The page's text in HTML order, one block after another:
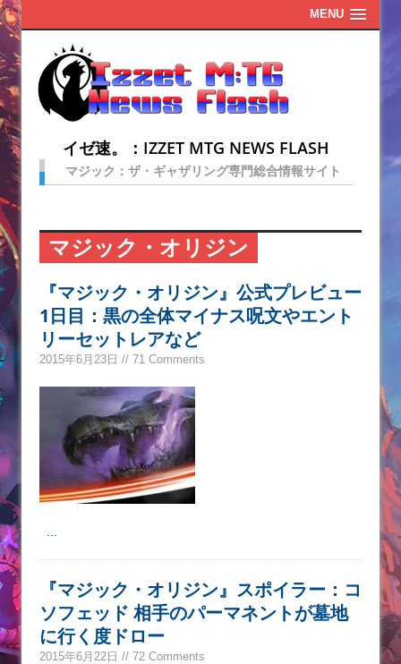
MENU
イゼ速。：IZZET MTG NEWS FLASH
マジック：ザ・ギャザリング専門総合情報サイト
マジック・オリジン
『マジック・オリジン』公式プレビュー
1日目：黒の全体マイナス呪文やエント
リーセットレアなど
2015年6月23日 // 71 Comments
『マジック・オリジン』スポイラー：コ
ソフェッド 相手のパーマネントが墓地
に行く度ドロー
2015年6月22日 // 72 Comments